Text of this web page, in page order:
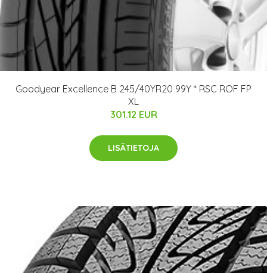
Goodyear Excellence B 245/40YR20 99Y * RSC ROF FP
XL
301.12 EUR
LISÄTIETOJA